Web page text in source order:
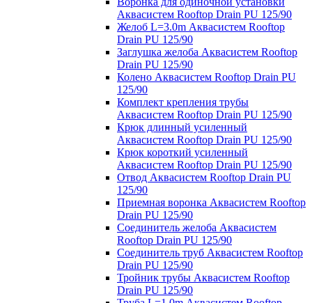
Аквасистем Rooftop Drain PU 125/90
Желоб L=3.0m Аквасистем Rooftop
Drain PU 125/90
Заглушка желоба Аквасистем Rooftop
Drain PU 125/90
Колено Аквасистем Rooftop Drain PU
125/90
Комплект крепления трубы
Аквасистем Rooftop Drain PU 125/90
Крюк длинный усиленный
Аквасистем Rooftop Drain PU 125/90
Крюк короткий усиленный
Аквасистем Rooftop Drain PU 125/90
Отвод Аквасистем Rooftop Drain PU
125/90
Приемная воронка Аквасистем Rooftop
Drain PU 125/90
Соединитель желоба Аквасистем
Rooftop Drain PU 125/90
Соединитель труб Аквасистем Rooftop
Drain PU 125/90
Тройник трубы Аквасистем Rooftop
Drain PU 125/90